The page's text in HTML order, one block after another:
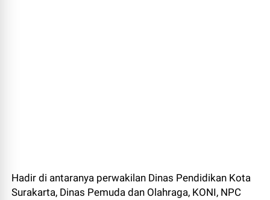
Hadir di antaranya perwakilan Dinas Pendidikan Kota
Surakarta, Dinas Pemuda dan Olahraga, KONI, NPC